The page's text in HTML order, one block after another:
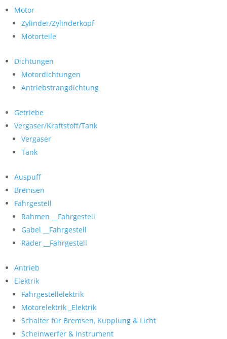
Motor
Zylinder/Zylinderkopf
Motorteile
Dichtungen
Motordichtungen
Antriebstrangdichtung
Getriebe
Vergaser/Kraftstoff/Tank
Vergaser
Tank
Auspuff
Bremsen
Fahrgestell
Rahmen __Fahrgestell
Gabel __Fahrgestell
Räder __Fahrgestell
Antrieb
Elektrik
Fahrgestellelektrik
Motorelektrik _Elektrik
Schalter für Bremsen, Kupplung & Licht
Scheinwerfer & Instrument